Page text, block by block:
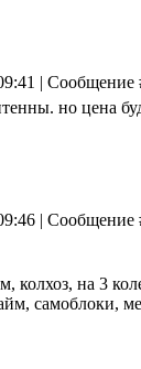
| Сообщение
но цена
| Сообщение
колхоз, на 3
самоблоки,